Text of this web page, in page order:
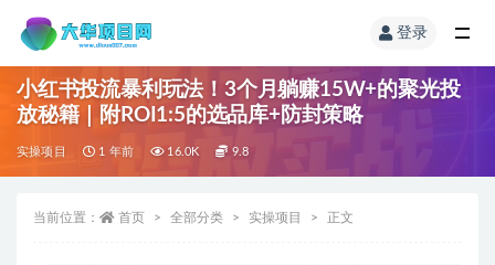
登录
小红书投流暴利玩法！3个月躺赚15W+的聚光投
放秘籍｜附ROI1:5的选品库+防封策略
实操项目 1 年前 16.0K 9.8
当前位置： 首页 全部分类 实操项目 正文